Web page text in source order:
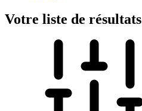
Votre liste de résultats